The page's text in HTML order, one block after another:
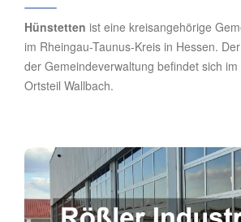
Hünstetten ist eine kreisangehörige
im Rheingau-Taunus-Kreis in Hessen.
der Gemeindeverwaltung befindet sich im
Ortsteil Wallbach.